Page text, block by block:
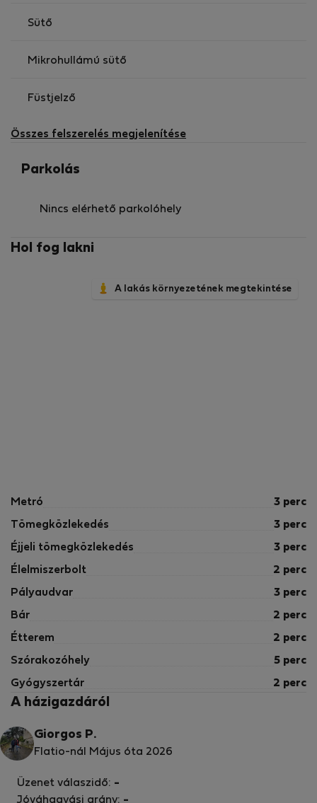
Sütő
Mikrohullámú sütő
Füstjelző
Összes felszerelés megjelenítése
Parkolás
Nincs elérhető parkolóhely
Hol fog lakni
A lakás környezetének megtekintése
Metró 3 perc
Tömegközlekedés 3 perc
Éjjeli tömegközlekedés 3 perc
Élelmiszerbolt 2 perc
Pályaudvar 3 perc
Bár 2 perc
Étterem 2 perc
Szórakozóhely 5 perc
Gyógyszertár 2 perc
A házigazdáról
Giorgos P.
Flatio-nál Május óta 2026
Üzenet válaszidő: -
Jóváhagyási arány: -